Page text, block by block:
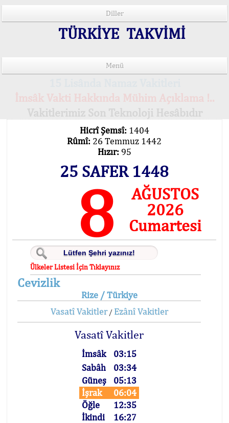
Diller
TÜRKİYE TAKVİMİ
Menü
Hicrî Şemsî: 1404
Rûmî: 26 Temmuz 1442
Hızır: 95
25 SAFER 1448
8
AĞUSTOS
2026
Cumartesi
Ülkeler Listesi İçin Tıklayınız
Cevizlik
Rize / Türkiye
Vasatî Vakitler/ Ezânî Vakitler
Vasatî Vakitler
İmsâk
03:15
Sabâh
03:34
Güneş
05:13
İşrak
06:04
Öğle
12:35
İkindi
16:27